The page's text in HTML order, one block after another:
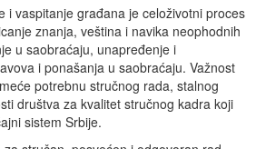
i vaspitanje građana je celoživotni proces
znanja, veština i navika neophodnih
u saobraćaju, unapređenje i
i ponašanja u saobraćaju. Važnost
potrebnu stručnog rada, stalnog
društva za kvalitet stručnog kadra koji
sistem Srbije.